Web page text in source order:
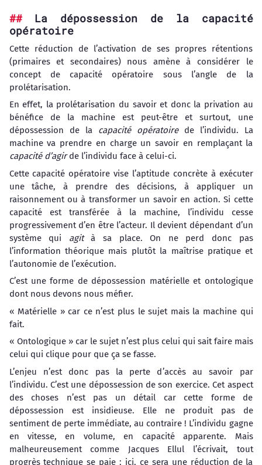
La dépossession de la capacité
opératoire
Cette réduction de l’activation de ses propres rétentions
(primaires et secondaires) nous amène à considérer le
concept de capacité opératoire sous l’angle de la
prolétarisation.
En effet, la prolétarisation du savoir et donc la privation au
bénéfice de la machine est peut-être et surtout, une
dépossession de la capacité opératoirede l’individu. La
machine va prendre en charge un savoir en remplaçant la
capacité d’agirde l’individu face à celui-ci.
Cette capacité opératoire vise l’aptitude concrète à exécuter
une tâche, à prendre des décisions, à appliquer un
raisonnement ou à transformer un savoir en action. Si cette
capacité est transférée à la machine, l’individu cesse
progressivement d’en être l’acteur. Il devient dépendant d’un
système qui agità sa place. On ne perd donc pas
l’information théorique mais plutôt la maîtrise pratique et
l’autonomie de l’exécution.
C’est une forme de dépossession matérielle et ontologique
dont nous devons nous méfier.
« Matérielle » car ce n’est plus le sujet mais la machine qui
fait.
« Ontologique » car le sujet n’est plus celui qui sait faire mais
celui qui clique pour que ça se fasse.
L’enjeu n’est donc pas la perte d’accès au savoir par
l’individu. C’est une dépossession de son exercice. Cet aspect
des choses n’est pas un détail car cette forme de
dépossession est insidieuse. Elle ne produit pas de
sentiment de perte immédiate, au contraire ! L’individu gagne
en vitesse, en volume, en capacité apparente. Mais
malheureusement comme Jacques Ellul l’écrivait, tout
progrès technique se paie : ici, ce sera une réduction de la